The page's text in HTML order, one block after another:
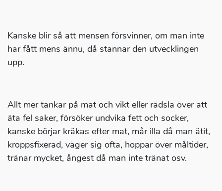
Kanske blir så att mensen försvinner, om man inte
har fått mens ännu, då stannar den utvecklingen
upp.
Allt mer tankar på mat och vikt eller rädsla över att
äta fel saker, försöker undvika fett och socker,
kanske börjar kräkas efter mat, mår illa då man ätit,
kroppsfixerad, väger sig ofta, hoppar över måltider,
tränar mycket, ångest då man inte tränat osv.